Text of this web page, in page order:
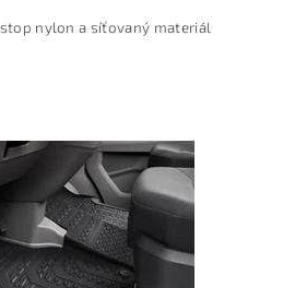
nylon a síťovaný materiál